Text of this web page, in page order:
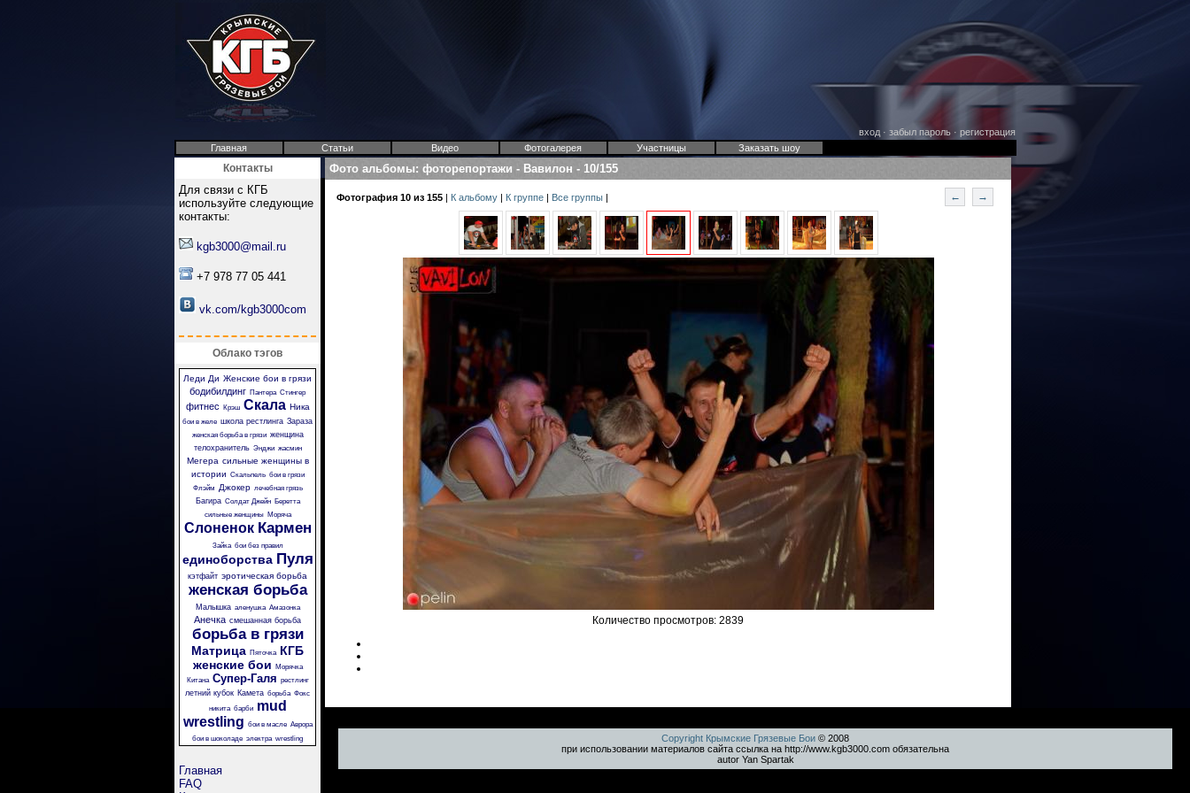
вход· забыл пароль· регистрация
Главная
Статьи Видео Фотогалерея Участницы Заказать шоу
Контакты
Для связи с КГБ
используйте следующие
контакты:
kgb3000@mail.ru
+7 978 77 05 441
vk.com/kgb3000com
Облако тэгов
Леди Ди Женские бои в грязи
бодибилдинг Пантера Стингер
фитнес Крэш Скала Ника
бои в желе школа рестлинга Зараза
женская борьба в грязи женщина
телохранитель Энджи жасмин
Мегера сильные женщины в
истории Скальпель бои в грязи
Флэйм
Джокер лечебная грязь
Багира Солдат Джейн
Беретта
сильные женщины
Моряча
Слоненок Кармен
Зайка бои без правил
единоборства Пуля
кэтфайт эротическая борьба
женская борьба
Малышка аленушка Амазонка
Анечка смешанная борьба
борьба в грязи
Матрица Пяточка КГБ
женские бои
Морячка
Китана Супер-Галя рестлинг
летний кубок Камета борьба Фокс
никита барби
mud
wrestling бои в масле Аврора
бои в шоколаде электра wrestling
Главная
FAQ
Фото альбомы: фоторепортажи - Вавилон - 10/155
Фотография 10 из 155 | К альбому | К группе | Все группы | ← →
Количество просмотров: 2839
Copyright Крымские Грязевые Бои © 2008
при использовании материалов сайта ссылка на http://www.kgb3000.com обязательна
autor Yan Spartak